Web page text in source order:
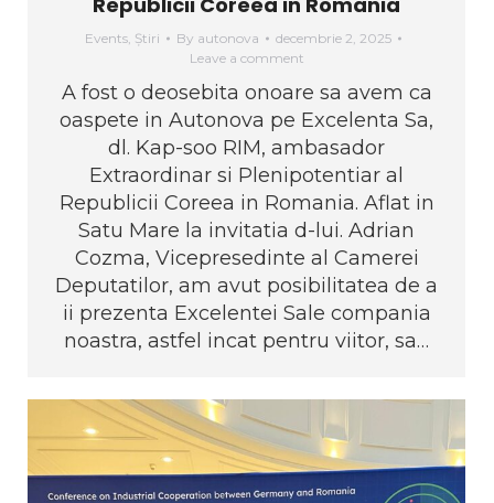
Events Știri By autonova
decembrie 2, 2025
Leave a comment
A fost o deosebita onoare sa avem ca
oaspete in Autonova pe Excelenta Sa,
dl. Kap-soo RIM, ambasador
Extraordinar si Plenipotentiar al
Republicii Coreea in Romania. Aflat in
Satu Mare la invitatia d-lui. Adrian
Cozma, Vicepresedinte al Camerei
Deputatilor, am avut posibilitatea de a
ii prezenta Excelentei Sale compania
noastra, astfel incat pentru viitor, sa…